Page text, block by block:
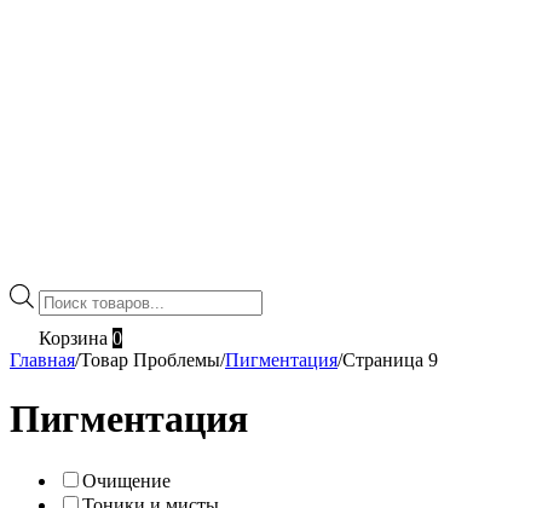
Поиск
товаров
Корзина 0
Главная/Товар Проблемы/Пигментация/Страница 9
Пигментация
Очищение